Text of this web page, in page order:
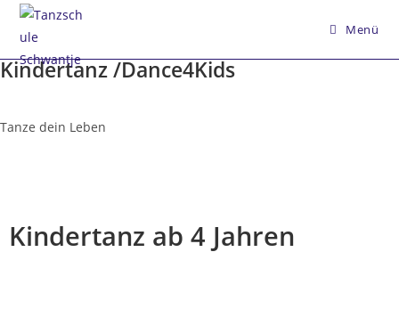
Menü
Kindertanz /Dance4Kids
Tanze dein Leben
Kindertanz ab 4 Jahren